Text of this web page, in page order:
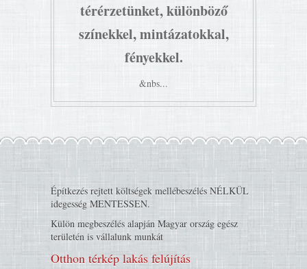
térérzetünket, különböző
színekkel, mintázatokkal,
fényekkel.
&nbs...
Építkezés rejtett költségek mellébeszélés NÉLKÜL
idegesség MENTESSEN.
Külön megbeszélés alapján Magyar ország egész
területén is vállalunk munkát
Otthon térkép lakás felújítás